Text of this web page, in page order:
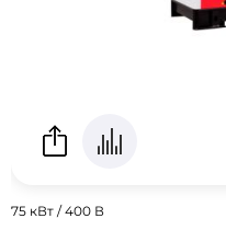
75 кВт / 400 В